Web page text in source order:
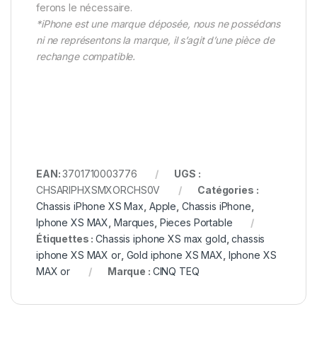
ferons le nécessaire.
*iPhone est une marque déposée, nous ne possédons
ni ne représentons la marque, il s’agit d’une pièce de
rechange compatible.
EAN:3701710003776
UGS :
CHSARIPHXSMXORCHS0V
Catégories :
Chassis iPhone XS Max Apple Chassis iPhone
Iphone XS MAX Marques Pieces Portable
Étiquettes :Chassis iphone XS max gold ,chassis
iphone XS MAX or, Gold iphone XS MAX Iphone XS
MAX or
Marque : CINQ TEQ